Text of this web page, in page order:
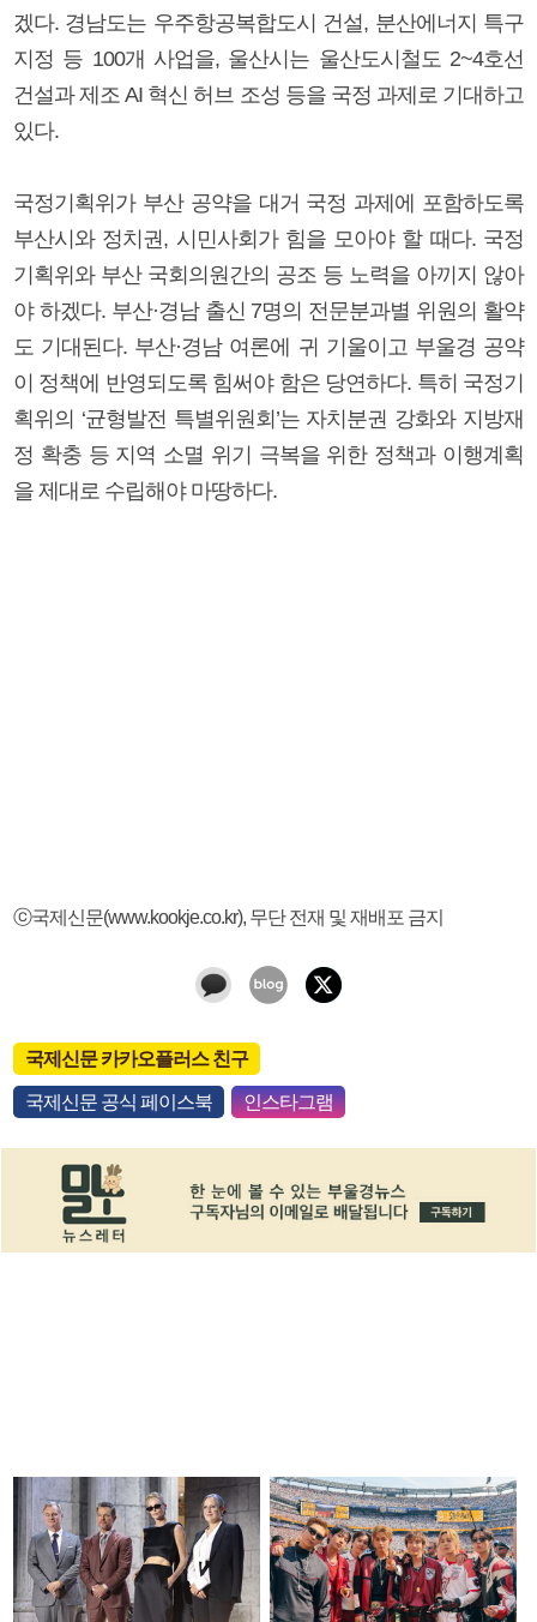
겠다. 경남도는 우주항공복합도시 건설, 분산에너지 특구
지정 등 100개 사업을, 울산시는 울산도시철도 2~4호선
건설과 제조 AI 혁신 허브 조성 등을 국정 과제로 기대하고
있다.
국정기획위가 부산 공약을 대거 국정 과제에 포함하도록
부산시와 정치권, 시민사회가 힘을 모아야 할 때다. 국정
기획위와 부산 국회의원간의 공조 등 노력을 아끼지 않아
야 하겠다. 부산·경남 출신 7명의 전문분과별 위원의 활약
도 기대된다. 부산·경남 여론에 귀 기울이고 부울경 공약
이 정책에 반영되도록 힘써야 함은 당연하다. 특히 국정기
획위의 ‘균형발전 특별위원회’는 자치분권 강화와 지방재
정 확충 등 지역 소멸 위기 극복을 위한 정책과 이행계획
을 제대로 수립해야 마땅하다.
ⓒ국제신문(www.kookje.co.kr), 무단 전재 및 재배포 금지
국제신문 카카오플러스 친구
국제신문 공식 페이스북 인스타그램